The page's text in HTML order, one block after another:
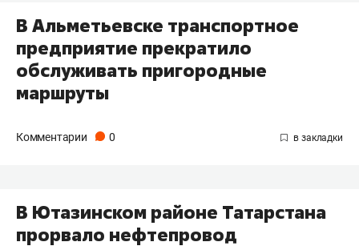
В Альметьевске транспортное
предприятие прекратило
обслуживать пригородные
маршруты
Комментарии 0
В Ютазинском районе Татарстана
прорвало нефтепровод